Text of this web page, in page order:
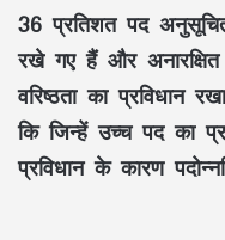
36 प्रतिशत पद
रखे गए हैं और
वरिष्ठता का प्रविधान
कि जिन्हें उच्च पद का
प्रविधान के कारण